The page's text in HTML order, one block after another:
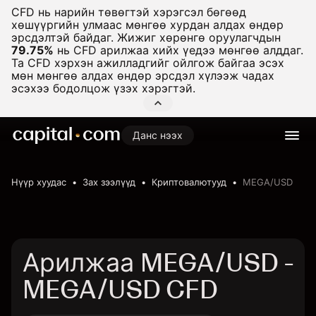
CFD нь нарийн төвөгтэй хэрэгсэл бөгөөд
хөшүүргийн улмаас мөнгөө хурдан алдах өндөр
эрсдэлтэй байдаг. Жижиг хөрөнгө оруулагчдын
79.75% нь CFD арилжаа хийх үедээ мөнгөө алддаг.
Та CFD хэрхэн ажилладгийг ойлгож байгаа эсэх
мөн мөнгөө алдах өндөр эрсдэл хүлээж чадах
эсэхээ бодолцож үзэх хэрэгтэй.
Данс нээх
Нүүр хуудас Зах зээлүүд Криптовалютууд MEGA/USD
Арилжаа MEGA/USD -
MEGA/USD CFD